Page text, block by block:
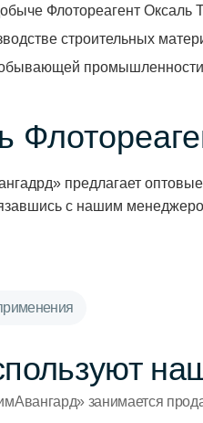
Флотореагент Оксаль
строительных
промышленности
предлагает
с нашим
занимается